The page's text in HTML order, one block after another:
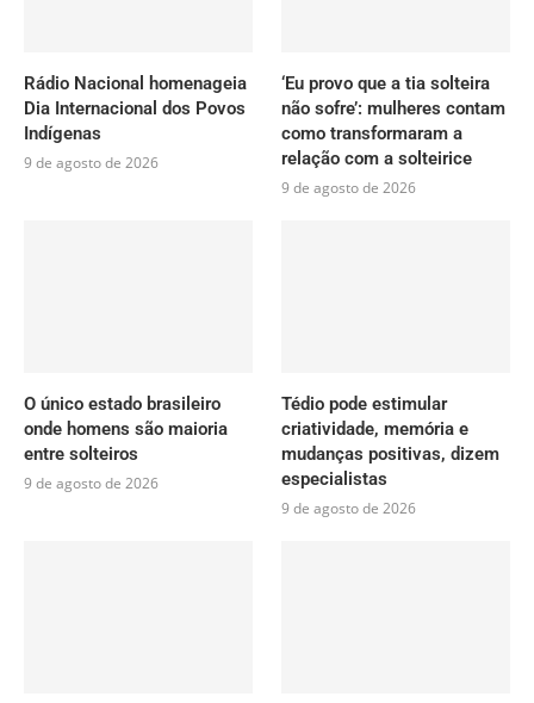
Rádio Nacional homenageia
Dia Internacional dos Povos
Indígenas
9 de agosto de 2026
‘Eu provo que a tia solteira
não sofre’: mulheres contam
como transformaram a
relação com a solteirice
9 de agosto de 2026
O único estado brasileiro
onde homens são maioria
entre solteiros
9 de agosto de 2026
Tédio pode estimular
criatividade, memória e
mudanças positivas, dizem
especialistas
9 de agosto de 2026